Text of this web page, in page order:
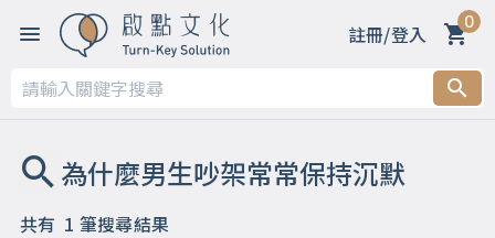
註冊/登入 0
共有 1 筆搜尋結果